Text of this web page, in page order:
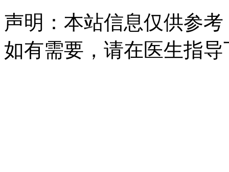
声明：本站信息仅供参
如有需要，请在医生指